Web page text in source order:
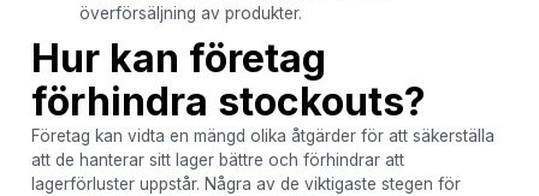
överförsäljning av produkter.
Hur kan företag
förhindra stockouts?
Företag kan vidta en mängd olika åtgärder för att säkerställa
att de hanterar sitt lager bättre och förhindrar att
lagerförluster uppstår. Några av de viktigaste stegen för